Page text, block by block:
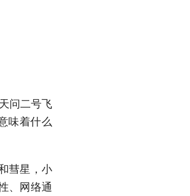
问二号飞
味着什么
彗星，小
、网络通